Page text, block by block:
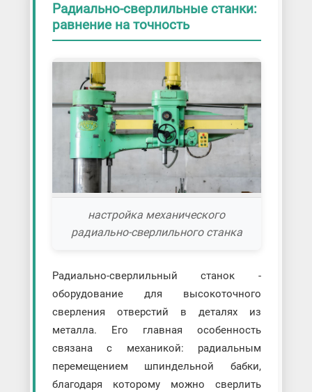
Радиально-сверлильные станки:
равнение на точность
настройка механического
радиально-сверлильного станка
Радиально-сверлильный станок -
оборудование для высокоточного
сверления отверстий в деталях из
металла. Его главная особенность
связана с механикой: радиальным
перемещением шпиндельной бабки,
благодаря которому можно сверлить